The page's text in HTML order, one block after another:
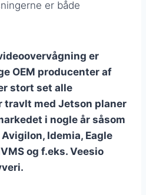
er både
er
OEM producenter af
stort set alle
travlt med Jetson planer
i nogle år såsom
Idemia, Eagle
og f.eks. Veesio